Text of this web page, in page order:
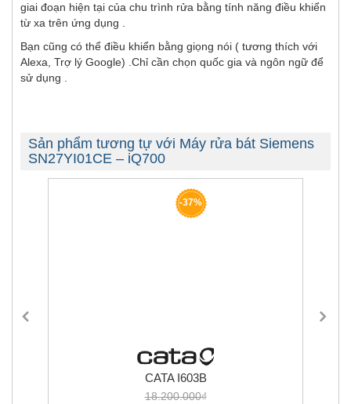
giai đoạn hiện tại của chu trình rửa bằng tính năng điều khiển
từ xa trên ứng dụng .
Bạn cũng có thể điều khiển bằng giọng nói ( tương thích với
Alexa, Trợ lý Google) .Chỉ cần chọn quốc gia và ngôn ngữ để
sử dụng .
Sản phẩm tương tự với Máy rửa bát Siemens
SN27YI01CE – iQ700
CATA I603B
18.200.000₫